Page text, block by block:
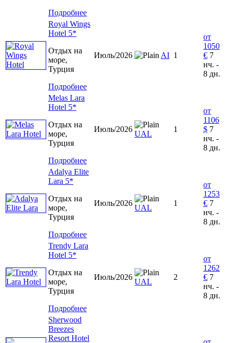
Подробнее
Royal Wings
Hotel 5*
Отдых на
море,
Турция
Подробнее
Июль/2026 AI 1
от
1050
€ 7
нч. -
8 дн.
Melas Lara
Hotel 5*
Отдых на
море,
Турция
Подробнее
Июль/2026
UAL
1
от
1106
$ 7
нч. -
8 дн.
Adalya Elite
Lara 5*
Отдых на
море,
Турция
Подробнее
Июль/2026
UAL
1
от
1253
€ 7
нч. -
8 дн.
Trendy Lara
Hotel 5*
Отдых на
море,
Турция
Подробнее
Июль/2026
UAL
2
от
1262
€ 7
нч. -
8 дн.
Sherwood
Breezes
Resort Hotel